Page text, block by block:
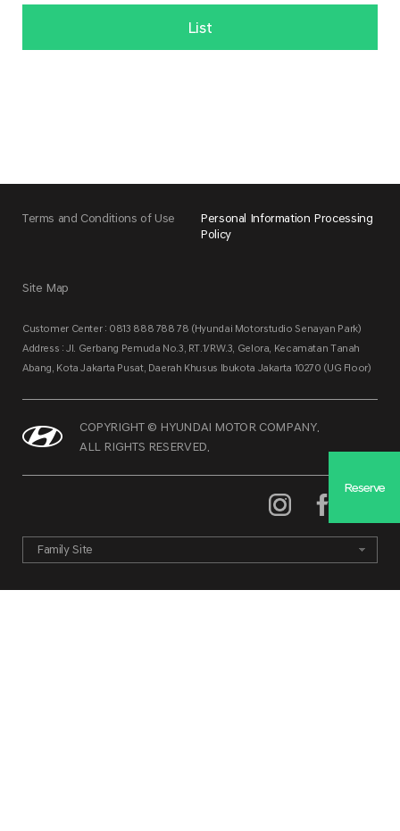
List
Reserve
Terms and Conditions of Use
Personal Information Processing
Policy
Site Map
Customer Center : 0813 888 788 78 (Hyundai Motorstudio Senayan Park)
Address : Jl. Gerbang Pemuda No.3, RT.1/RW.3, Gelora, Kecamatan Tanah
Abang, Kota Jakarta Pusat, Daerah Khusus Ibukota Jakarta 10270 (UG Floor)
COPYRIGHT © HYUNDAI MOTOR COMPANY.
ALL RIGHTS RESERVED.
Family Site